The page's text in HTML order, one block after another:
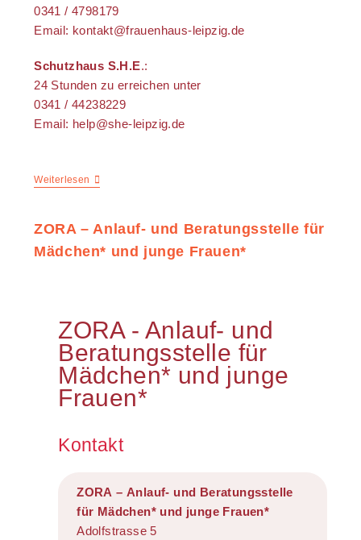
0341 / 4798179
Email: kontakt@frauenhaus-leipzig.de
Schutzhaus S.H.E.:
24 Stunden zu erreichen unter
0341 / 44238229
Email: help@she-leipzig.de
Weiterlesen
ZORA – Anlauf- und Beratungsstelle für
Mädchen* und junge Frauen*
ZORA - Anlauf- und
Beratungsstelle für
Mädchen* und junge
Frauen*
Kontakt
ZORA – Anlauf- und Beratungsstelle
für Mädchen* und junge Frauen*
Adolfstrasse 5